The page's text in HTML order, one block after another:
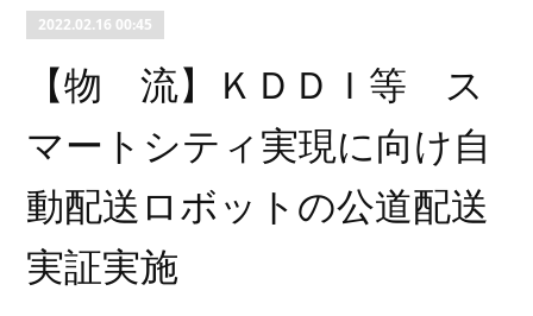
2022.02.16 00:45
【物 流】ＫＤＤＩ等 ス
マートシティ実現に向け自
動配送ロボットの公道配送
実証実施